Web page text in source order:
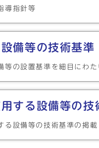
導指針等
備等の技術基準
等の設置基準を細目にわ
する設備等の技
る設備等の技術基準の掲載